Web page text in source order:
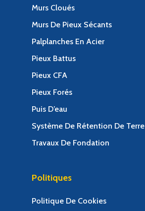
Murs Cloués
Murs De Pieux Sécants
Palplanches En Acier
Pieux Battus
Pieux CFA
Pieux Forés
Puis D’eau
Système De Rétention De Terre
Travaux De Fondation
Politiques
Politique De Cookies